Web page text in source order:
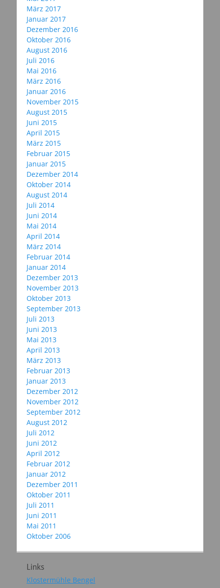
März 2017
Januar 2017
Dezember 2016
Oktober 2016
August 2016
Juli 2016
Mai 2016
März 2016
Januar 2016
November 2015
August 2015
Juni 2015
April 2015
März 2015
Februar 2015
Januar 2015
Dezember 2014
Oktober 2014
August 2014
Juli 2014
Juni 2014
Mai 2014
April 2014
März 2014
Februar 2014
Januar 2014
Dezember 2013
November 2013
Oktober 2013
September 2013
Juli 2013
Juni 2013
Mai 2013
April 2013
März 2013
Februar 2013
Januar 2013
Dezember 2012
November 2012
September 2012
August 2012
Juli 2012
Juni 2012
April 2012
Februar 2012
Januar 2012
Dezember 2011
Oktober 2011
Juli 2011
Juni 2011
Mai 2011
Oktober 2006
Links
Klostermühle Bengel